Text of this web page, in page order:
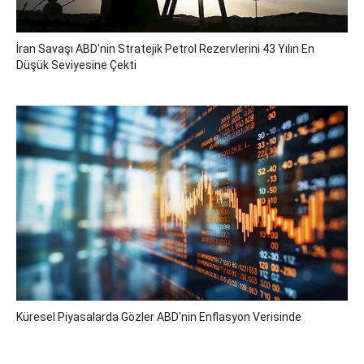
İran Savaşı ABD'nin Stratejik Petrol Rezervlerini 43 Yılın En
Düşük Seviyesine Çekti
Küresel Piyasalarda Gözler ABD'nin Enflasyon Verisinde